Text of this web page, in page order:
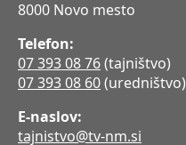
8000 Novo mesto
Telefon:
07 393 08 76(tajništvo)
07 393 08 60(uredništvo)
E-naslov:
tajnistvo@tv-nm.si